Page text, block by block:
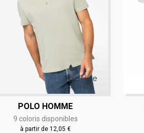
POLO HOMME
9 coloris disponibles
à partir de 12,05 €